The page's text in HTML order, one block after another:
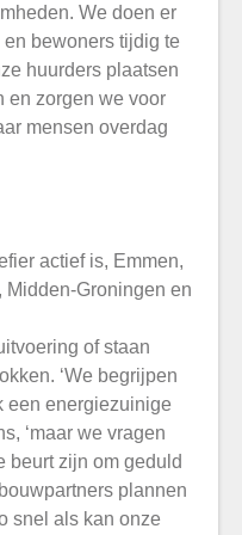
We doen er
bewoners tijdig te
huurders plaatsen
en zorgen we voor
mensen overdag
actief is, Emmen,
Midden-Groningen en
of staan
‘We begrijpen
een energiezuinige
‘maar we vragen
beurt zijn om geduld
plannen
snel als kan onze